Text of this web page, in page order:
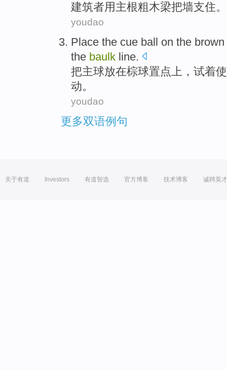
建筑者用 主根粗木梁把墙支住。
youdao
Place the cue ball on the brown
the baulk line.
把主球放在棕球置点 上， 试着
动。
youdao
更多双语例句
关于有道 Investors 有道智选 官方博客 技术博客 诚聘英才